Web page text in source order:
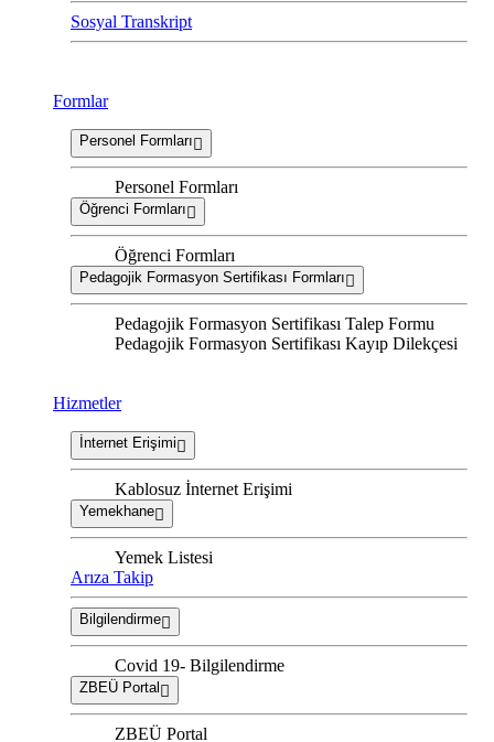
Sosyal Transkript
Formlar
Personel Formları
Personel Formları
Öğrenci Formları
Öğrenci Formları
Pedagojik Formasyon Sertifikası Formları
Pedagojik Formasyon Sertifikası Talep Formu
Pedagojik Formasyon Sertifikası Kayıp Dilekçesi
Hizmetler
İnternet Erişimi
Kablosuz İnternet Erişimi
Yemekhane
Yemek Listesi
Arıza Takip
Bilgilendirme
Covid 19- Bilgilendirme
ZBEÜ Portal
ZBEÜ Portal